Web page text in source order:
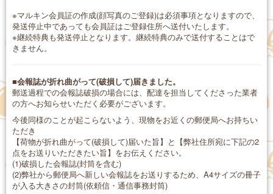
※マルキン会員証の作成(顔写真のご登録)は必須事項となりますので、
発送停止中であっても会員証はご登録住所へ送付いたします。
※継続特典も発送停止となります。継続特典のみで送付することはで
きません。
■会報誌が折れ曲がって(破損して)届きました。
郵送過程での会報誌破損の場合には、配達を担当してくださった業者
の方へお知らせいただく必要がございます。
今後同様のことが起こらないよう、現物をお近くの郵便局へお持ちい
ただき
【荷物が折れ曲がって(破損して)届いた旨】と【弊社住所宛に下記の2
点をお送りいただきたい旨】をお伝えください。
(1)破損した会報誌(封筒を含む)
(2)弊社から郵便局へ新しい会報誌をお送りするため、A4サイズの冊子
が入る大きさの封筒(依頼信・通信事務封筒)